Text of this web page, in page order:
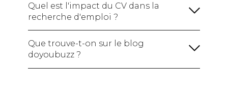
Une section sur vos réalisations :
Je crée mon CV !
Quel est l'impact du CV dans la
recherche d'emploi ?
Que trouve-t-on sur le blog
doyoubuzz ?